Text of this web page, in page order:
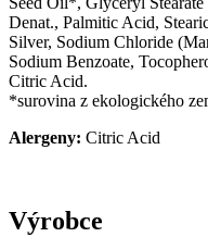
Denat., Palmitic Acid,
Silver, Sodium Chloride
Sodium Benzoate,
Citric Acid.
*surovina z ekologického
Alergeny: Citric Acid
Výrobce